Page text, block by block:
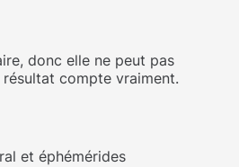
donc elle ne peut pas
compte vraiment.
et éphémérides